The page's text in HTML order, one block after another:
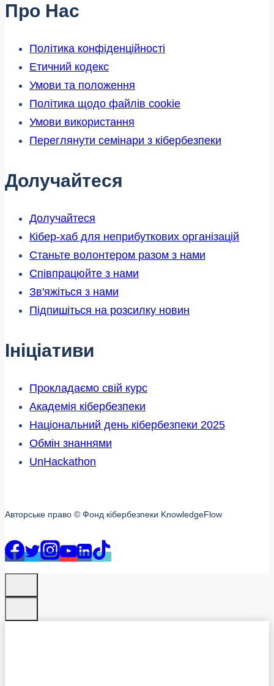
Про Нас
Політика конфіденційності
Етичний кодекс
Умови та положення
Політика щодо файлів cookie
Умови використання
Переглянути семінари з кібербезпеки
Долучайтеся
Долучайтеся
Кібер-хаб для неприбуткових організацій
Станьте волонтером разом з нами
Співпрацюйте з нами
Зв'яжіться з нами
Підпишіться на розсилку новин
Ініціативи
Прокладаємо свій курс
Академія кібербезпеки
Національний день кібербезпеки 2025
Обмін знаннями
UnHackathon
Авторське право © Фонд кібербезпеки KnowledgeFlow